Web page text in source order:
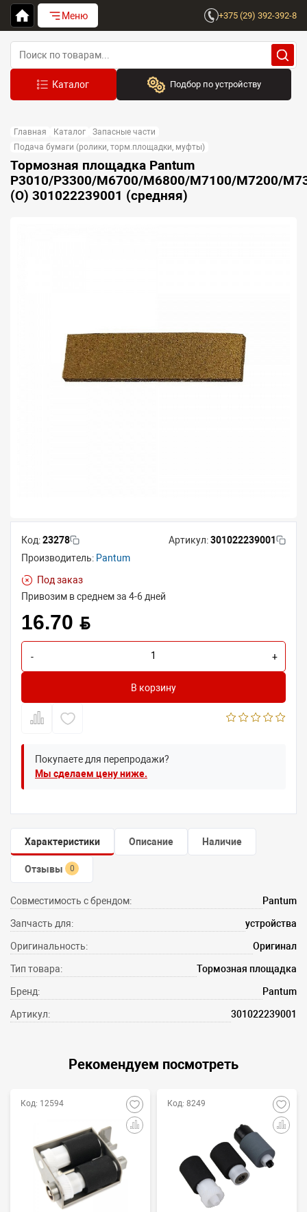
Меню +375 (29) 392-392-8
Подбор по устройству
Выберите бренд
Устройство:
Сначала выберите бренд
Главная Каталог
Запасные части
Подача бумаги (ролики, торм.площадки, муфты)
Тормозная площадка Pantum
P3010/P3300/M6700/M6800/M7100/M7200/
(O) 301022239001 (средняя)
Код:23278 Артикул:301022239001
Производитель: Pantum
Под заказ
Привозим в среднем за 4-6 дней
16.70 BYN
- +
В корзину
Покупаете для перепродажи?
Мы сделаем цену ниже.
Характеристики Описание Наличие
Отзывы 0
Совместимость с брендом: Pantum
Запчасть для: устройства
Оригинальность: Оригинал
Тип товара: Тормозная площадка
Бренд: Pantum
Артикул: 301022239001
Рекомендуем посмотреть
Код: 12594 Код: 8249